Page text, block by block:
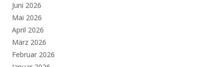
Juni 2026
Mai 2026
April 2026
März 2026
Februar 2026